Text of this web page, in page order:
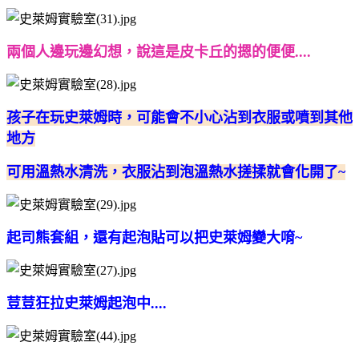
兩個人邊玩邊幻想，說這是皮卡丘的摁的便便....
孩子在玩史萊姆時，可能會不小心沾到衣服或噴到其他
地方
可用溫熱水清洗，衣服沾到泡溫熱水搓揉就會化開了~
起司熊套組，還有起泡貼可以把史萊姆變大唷~
荳荳狂拉史萊姆起泡中....